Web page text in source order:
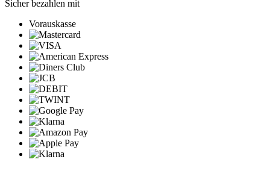
Sicher bezahlen mit
Vorauskasse